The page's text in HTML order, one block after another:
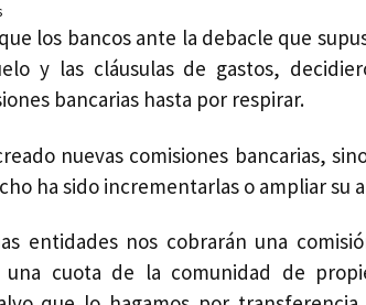
los bancos ante la debacle que
y las cláusulas de gastos,
bancarias hasta por respirar.
nuevas comisiones bancarias,
ha sido incrementarlas o ampliar su
entidades nos cobrarán una
una cuota de la comunidad de